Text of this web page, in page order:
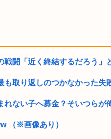
戦闘「近く終結するだろう」
も取り返しのつかなかった失
れない子へ募金？そいつらが
（※画像あり）